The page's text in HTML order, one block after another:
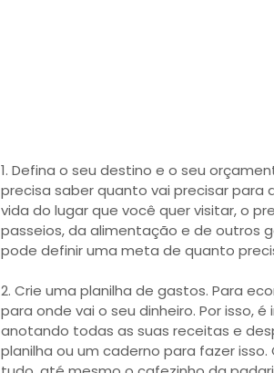
1. Defina o seu destino e o seu
precisa saber quanto vai precisar para
vida do lugar que você quer visitar, o
passeios, da alimentação e de outros
pode definir uma meta de quanto
2. Crie uma planilha de gastos. Para
para onde vai o seu dinheiro. Por isso,
anotando todas as suas receitas e
planilha ou um caderno para fazer